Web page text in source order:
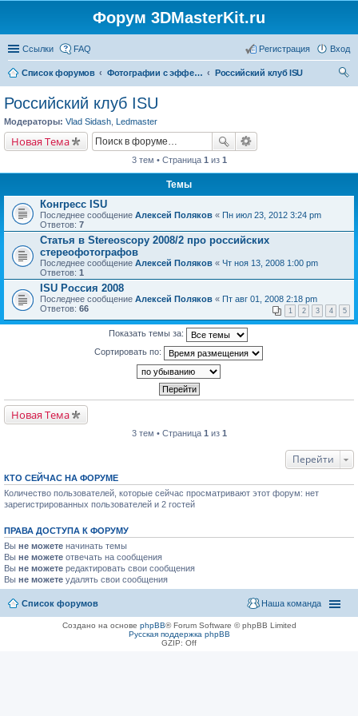
Форум 3DMasterKit.ru
Ссылки FAQ Вход
Регистрация
Список форумов Фотографии с эффектом стерео, варио, 3D, анимации, морфинга
Российский клуб ISU
Российский клуб ISU
Модераторы: Vlad Sidash Ledmaster
Новая Тема
3 тем • Страница 1 из 1
Темы
Конгресс ISU
Последнее сообщение Алексей Поляков « Пн июл 23, 2012 3:24 pm
Ответов: 7
Статья в Stereoscopy 2008/2 про российских
стереофотографов
Последнее сообщение Алексей Поляков « Чт ноя 13, 2008 1:00 pm
Ответов: 1
ISU Россия 2008
Последнее сообщение Алексей Поляков « Пт авг 01, 2008 2:18 pm
Ответов: 66 1 2 3 4 5
Показать темы за:
Сортировать по:
Новая Тема
3 тем • Страница 1 из 1
Перейти
КТО СЕЙЧАС НА ФОРУМЕ
Количество пользователей, которые сейчас просматривают этот форум: нет
зарегистрированных пользователей и 2 гостей
ПРАВА ДОСТУПА К ФОРУМУ
Вы не можете начинать темы
Вы не можете отвечать на сообщения
Вы не можете редактировать свои сообщения
Вы не можете удалять свои сообщения
Список форумов Наша команда
Создано на основе phpBB® Forum Software © phpBB Limited
Русская поддержка phpBB
GZIP: Off